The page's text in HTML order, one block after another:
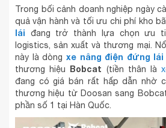
Trong bối cảnh doanh nghiệp ngày
quả vận hành và tối ưu chi phí kho
lái đang trở thành lựa chọn ưu
logistics, sản xuất và thương mại.
này là dòng xe nâng điện đứng lái
thương hiệu Bobcat (tiền thân là
đang có giá bán rất hấp dẫn nhờ
thương hiệu từ Doosan sang
phần số 1 tại Hàn Quốc.